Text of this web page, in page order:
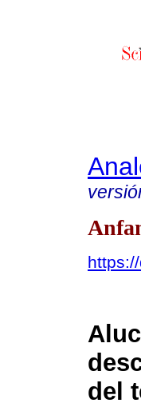
del